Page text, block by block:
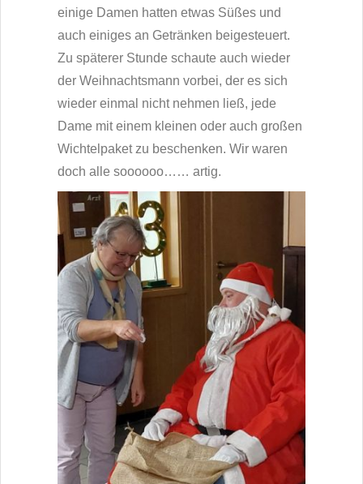
einige Damen hatten etwas Süßes und
auch einiges an Getränken beigesteuert.
Zu späterer Stunde schaute auch wieder
der Weihnachtsmann vorbei, der es sich
wieder einmal nicht nehmen ließ, jede
Dame mit einem kleinen oder auch großen
Wichtelpaket zu beschenken. Wir waren
doch alle soooooo…… artig.